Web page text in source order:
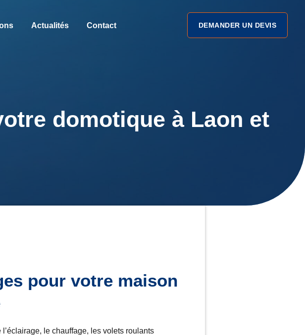
Actualités Contact DEMANDER UN DEVIS
domotique à Laon et
pour votre maison
l’éclairage, le chauffage, les volets roulants